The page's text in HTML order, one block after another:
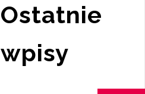
Ostatnie
wpisy